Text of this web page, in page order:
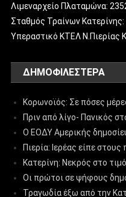
Λιμεναρχείο Πλαταμώνα:
Σταθμός Τραίνων
Υπεραστικό ΚΤΕΛ Ν.Πιερίας
ΔΗΜΟΦΙΛΈΣΤΕΡΑ
Κορωνοϊός: Σε πόσες
Πριν από λίγο- Πανικός
Ο ΕΟΔΥ Αμερικής
Πιερία: Ιερέας είπε
Κατερίνη: Νεκρός στο
Οι πρώτοι σε ψήφους
Τραγωδία έξω από την